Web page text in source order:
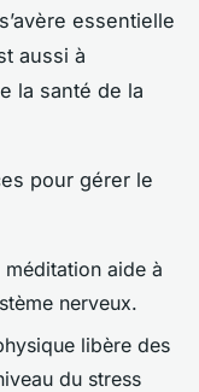
essentielle
aussi à
la santé de la
pour gérer le
aide à
nerveux.
libère des
du stress